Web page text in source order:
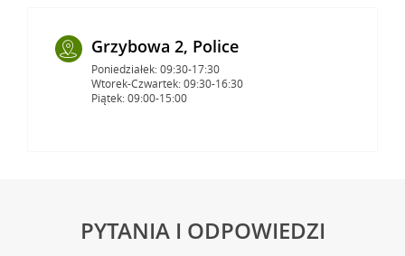
Grzybowa 2, Police
Poniedziałek: 09:30-17:30
Wtorek-Czwartek: 09:30-16:30
Piątek: 09:00-15:00
PYTANIA I ODPOWIEDZI